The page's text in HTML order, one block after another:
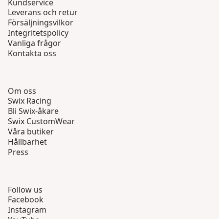
Kundservice
Leverans och retur
Försäljningsvilkor
Integritetspolicy
Vanliga frågor
Kontakta oss
Om oss
Swix Racing
Bli Swix-åkare
Swix CustomWear
Våra butiker
Hållbarhet
Press
Follow us
Facebook
Instagram